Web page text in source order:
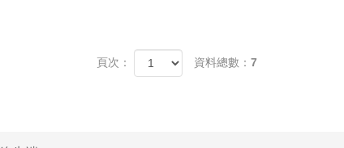
頁次： 資料總數：7